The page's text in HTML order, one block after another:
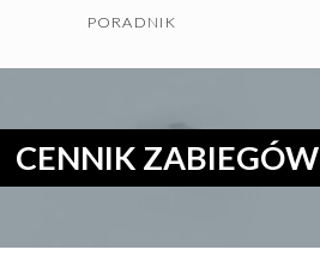
PORADNIK
CENNIK ZABIEGÓW